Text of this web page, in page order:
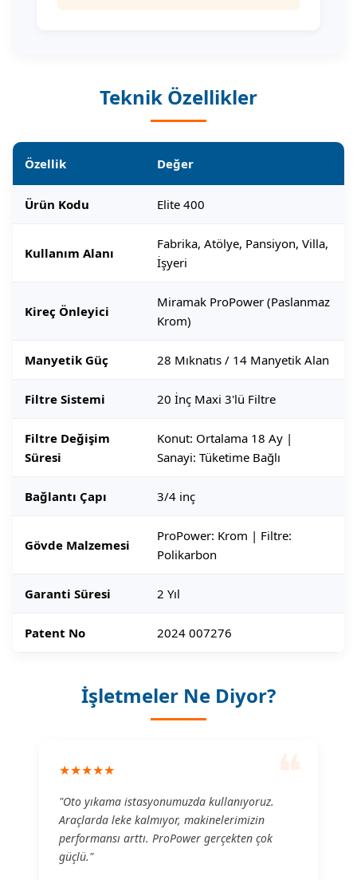
Teknik Özellikler
Özellik Değer
Ürün Kodu Elite 400
Kullanım Alanı
Fabrika, Atölye, Pansiyon, Villa,
İşyeri
Kireç Önleyici
Miramak ProPower (Paslanmaz
Krom)
Manyetik Güç 28 Mıknatıs / 14 Manyetik Alan
Filtre Sistemi 20 İnç Maxi 3'lü Filtre
Filtre Değişim
Süresi
Konut: Ortalama 18 Ay |
Sanayi: Tüketime Bağlı
Bağlantı Çapı 3/4 inç
Gövde Malzemesi
ProPower: Krom | Filtre:
Polikarbon
Garanti Süresi 2 Yıl
Patent No 2024 007276
İşletmeler Ne Diyor?
❝
★★★★★
"Oto yıkama istasyonumuzda kullanıyoruz.
Araçlarda leke kalmıyor, makinelerimizin
performansı arttı. ProPower gerçekten çok
güçlü."